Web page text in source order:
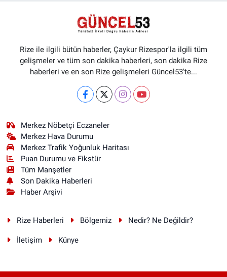
Rize ile ilgili bütün haberler, Çaykur Rizespor'la ilgili tüm
gelişmeler ve tüm son dakika haberleri, son dakika Rize
haberleri ve en son Rize gelişmeleri Güncel53'te...
Merkez Nöbetçi Eczaneler
Merkez Hava Durumu
Merkez Trafik Yoğunluk Haritası
Puan Durumu ve Fikstür
Tüm Manşetler
Son Dakika Haberleri
Haber Arşivi
Rize Haberleri Bölgemiz Nedir? Ne Değildir?
İletişim Künye